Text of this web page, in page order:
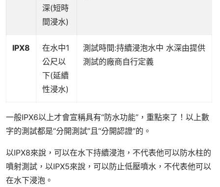
深(短時
間浸水)
IPX8
在水中1
公尺以
下(延續
性浸水)
測試時間:持續浸泡水中 水深由提供
測試的廠商自行定義
一般IPX6以上才會宣稱具有“防水功能”，重點來了！以上數
字的測試都是“分開測試”且“分開認證”的。
以IPX8來說，可以在水下持續浸泡，不代表他可以防水柱的
噴射測試，以IPX5來說，可以防止低壓噴水，不代表他可以
在水下浸泡。